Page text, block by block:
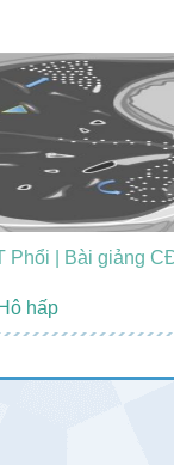
Phổi | Bài giảng
Hô hấp